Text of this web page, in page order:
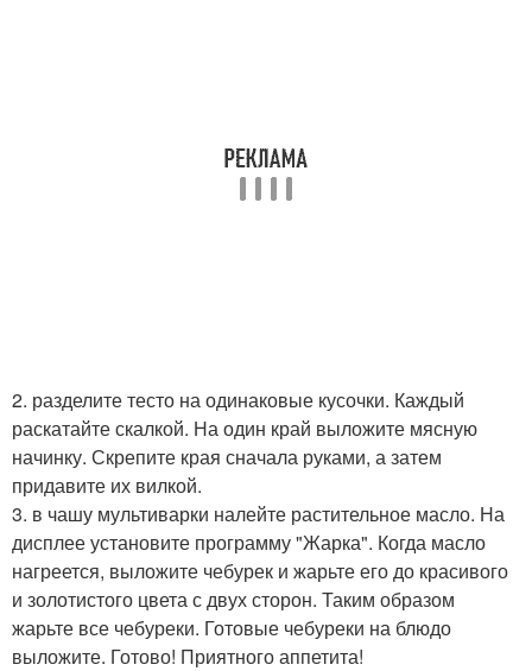
2. разделите тесто на одинаковые кусочки. Каждый
раскатайте скалкой. На один край выложите мясную
начинку. Скрепите края сначала руками, а затем
придавите их вилкой.
3. в чашу мультиварки налейте растительное масло. На
дисплее установите программу "Жарка". Когда масло
нагреется, выложите чебурек и жарьте его до красивого
и золотистого цвета с двух сторон. Таким образом
жарьте все чебуреки. Готовые чебуреки на блюдо
выложите. Готово! Приятного аппетита!